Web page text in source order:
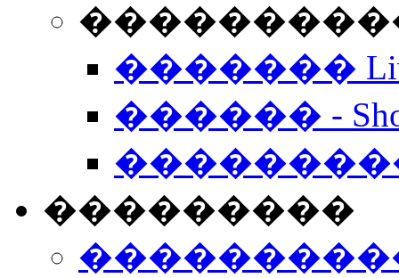
����������
�������
������ -
���������